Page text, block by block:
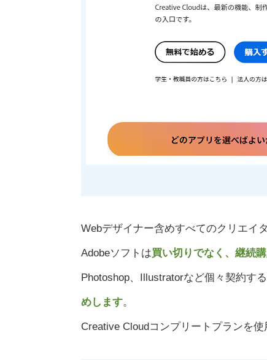
Webデザイナー含めすべてのクリエイ
Adobeソフトは買い切りでなく、継続
Photoshop、Illustratorなど個々契約す
めします。
Creative Cloudコンプリートプランを